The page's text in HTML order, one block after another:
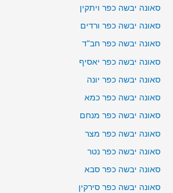
סאונה יבשה כפר ויתקין
סאונה יבשה כפר ורדים
סאונה יבשה כפר חב"ד
סאונה יבשה כפר יאסיף
סאונה יבשה כפר יונה
סאונה יבשה כפר כמא
סאונה יבשה כפר מנחם
סאונה יבשה כפר מצר
סאונה יבשה כפר נטר
סאונה יבשה כפר סבא
סאונה יבשה כפר סירקין